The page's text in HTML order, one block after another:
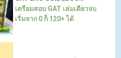
เตรียมสอบ GAT เล่มเดียวจบ
เริ่มจาก 0 ก็ 120+ ได้